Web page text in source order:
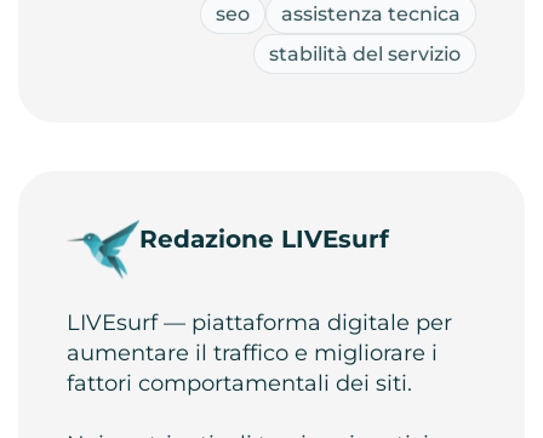
seo
assistenza tecnica
stabilità del servizio
Redazione LIVEsurf
LIVEsurf — piattaforma digitale per
aumentare il traffico e migliorare i
fattori comportamentali dei siti.